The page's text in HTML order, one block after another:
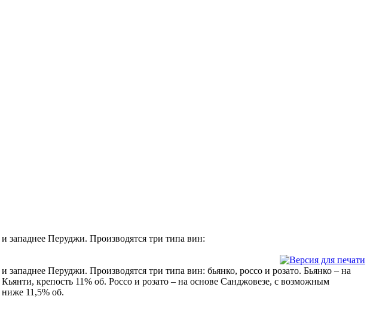
западнее Перуджи. Производятся три типа вин:
Перуджи. Производятся три типа вин: бьянко, россо и розато. Бьянко – на
крепость 11% об. Россо и розато – на основе Санджовезе, с возможным
11,5% об.